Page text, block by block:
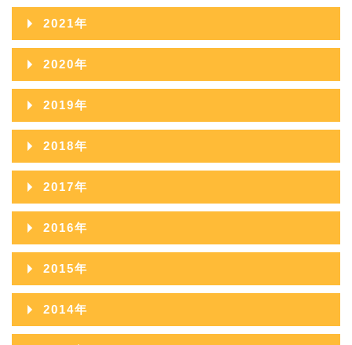
2026年03月
2026年02月
2026年01月
2025年08月
2025年07月
2025年06月
2025年05月
2025年03月
2025年02月
2025年01月
2024年09月
2024年08月
2024年07月
2024年06月
2024年05月
2024年03月
2024年02月
2024年01月
2023年11月
2023年10月
2023年09月
2023年08月
2023年07月
2023年06月
2023年05月
2023年03月
2023年02月
2023年01月
2022年12月
2022年11月
2022年10月
2022年09月
2022年08月
2022年07月
2022年06月
2022年05月
2022年03月
2021年
2021年12月
2021年11月
2021年10月
2021年09月
2021年08月
2021年07月
2021年06月
2021年05月
2020年
2020年12月
2020年11月
2020年10月
2020年09月
2020年08月
2020年07月
2020年06月
2020年05月
2019年
2019年12月
2019年11月
2019年10月
2019年09月
2019年08月
2019年07月
2019年06月
2018年
2018年12月
2018年11月
2018年10月
2018年09月
2018年08月
2017年
2017年12月
2017年11月
2017年10月
2017年09月
2016年
2016年12月
2016年11月
2016年10月
2015年
2015年12月
2015年11月
2014年
2014年12月